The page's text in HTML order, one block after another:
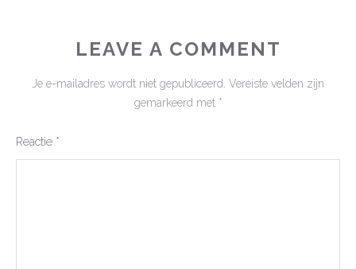
LEAVE A COMMENT
Je e-mailadres wordt niet gepubliceerd. Vereiste velden zijn
gemarkeerd met *
Reactie *